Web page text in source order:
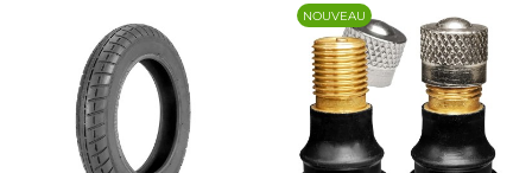
NOUVEAU